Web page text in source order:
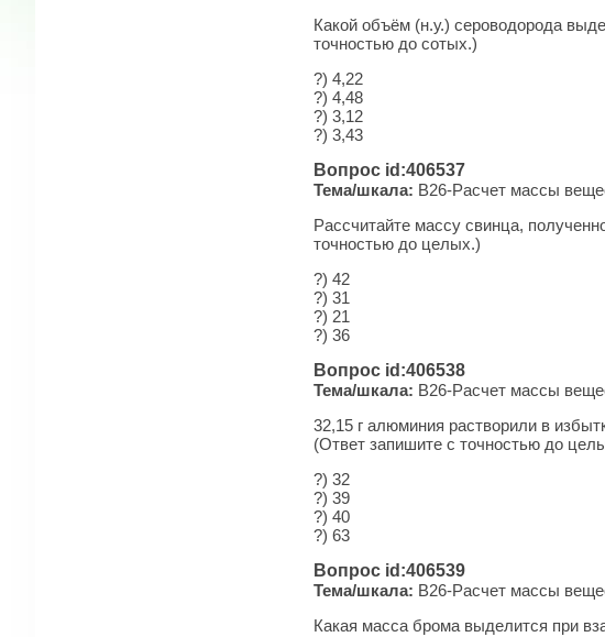
Какой объём (н.у.) сероводорода
точностью до сотых.)
?) 4,22
?) 4,48
?) 3,12
?) 3,43
Вопрос id:406537
Тема/шкала: B26-Рас­чет массы
Рассчитайте массу свинца,
точностью до целых.)
?) 42
?) 31
?) 21
?) 36
Вопрос id:406538
Тема/шкала: B26-Рас­чет массы
32,15 г алюминия растворили в
(Ответ запишите с точностью до
?) 32
?) 39
?) 40
?) 63
Вопрос id:406539
Тема/шкала: B26-Рас­чет массы
Какая масса брома выделится при